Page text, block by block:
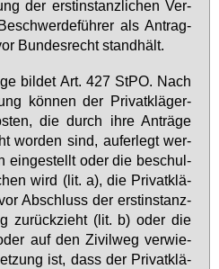
der erst­in­stanz­li­chen Ver­
als An­trag­
Bun­des­recht stand­hält.
bil­det Art. 427 StPO. Nach
kön­nen der Pri­vat­klä­ger­
die durch ih­re An­trä­ge
wor­den sind, auf­er­legt wer­
ein­ge­stellt oder die be­schul­
wird (lit. a), die Pri­vat­klä­
Ab­schluss der erst­in­stanz­
zu­rück­zieht (lit. b) oder die
auf den Zi­vil­weg ver­wie­
ist, dass der Pri­vat­klä­